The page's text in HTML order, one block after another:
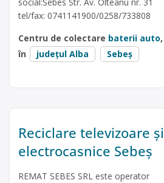
tel/fax: 0741141900/0258/733808
Centru de colectare baterii auto,
în
județul Alba Sebeș
Reciclare televizoare și
electrocasnice Sebeș
REMAT SEBES SRL este operator